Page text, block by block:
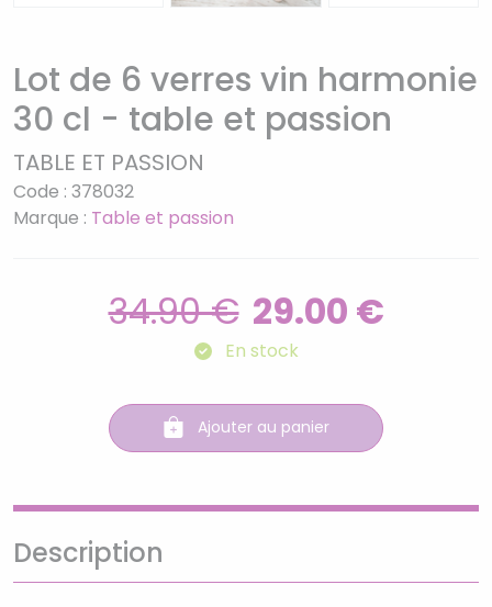
Lot de 6 verres vin harmonie
30 cl - table et passion
TABLE ET PASSION
Code : 378032
Marque : Table et passion
34.90 € 29.00 €
En stock
Ajouter au panier
Description